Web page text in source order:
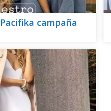
campaña